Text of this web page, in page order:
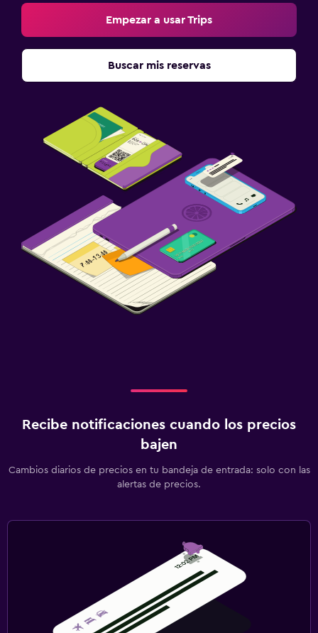
Empezar a usar Trips
Buscar mis reservas
Recibe notificaciones cuando los precios
bajen
Cambios diarios de precios en tu bandeja de entrada: solo con las
alertas de precios.